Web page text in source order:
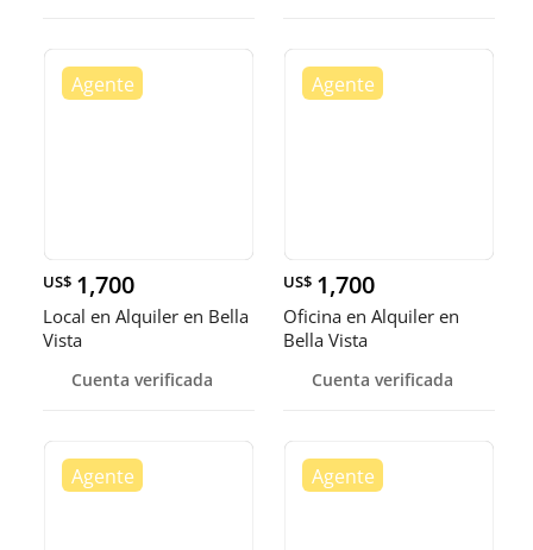
US$ 1,700
Local en Alquiler en Bella
Vista
Cuenta verificada
US$ 1,700
Oficina en Alquiler en
Bella Vista
Cuenta verificada